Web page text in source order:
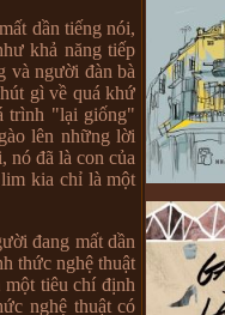
dần tiếng nói,
khả năng tiếp
và người đàn bà
gì về quá khứ
trình "lại giống"
lên những lời
nó đã là con của
kia chỉ là một
đang mất dần
thức nghệ thuật
tiêu chí định
nghệ thuật có